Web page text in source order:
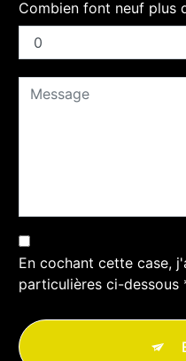
Combien font neuf plus
En cochant cette case,
particulières ci-dessous